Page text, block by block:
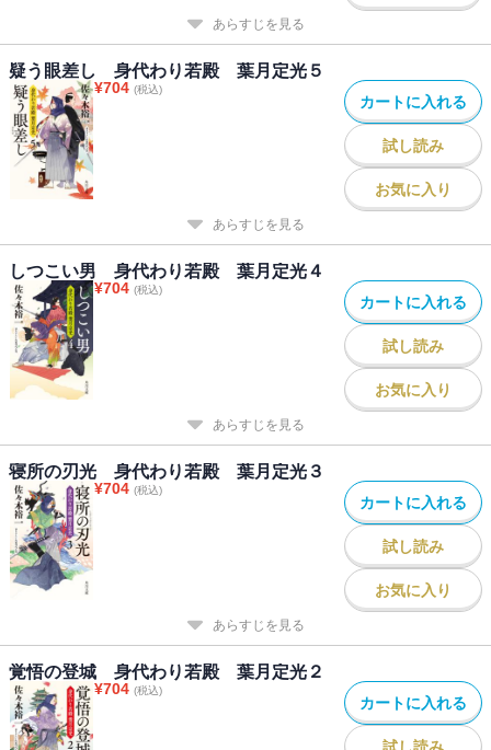
あらすじを見る
疑う眼差し 身代わり若殿 葉月定光５
¥704 (税込)
カートに入れる
試し読み
お気に入り
あらすじを見る
しつこい男 身代わり若殿 葉月定光４
¥704 (税込)
カートに入れる
試し読み
お気に入り
あらすじを見る
寝所の刃光 身代わり若殿 葉月定光３
¥704 (税込)
カートに入れる
試し読み
お気に入り
あらすじを見る
覚悟の登城 身代わり若殿 葉月定光２
¥704 (税込)
カートに入れる